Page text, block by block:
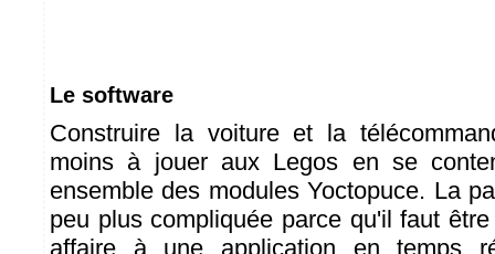
Le software
Construire la voiture et la
moins à jouer aux Legos en se
ensemble des modules Yoctopuce. La
peu plus compliquée parce qu'il faut
affaire à une application en temps